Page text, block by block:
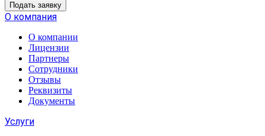
Подать заявку
О компания
О компании
Лицензии
Партнеры
Сотрудники
Отзывы
Реквизиты
Документы
Услуги